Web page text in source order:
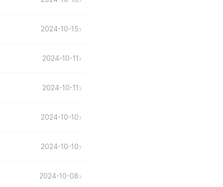
2024-10-15›
2024-10-11 ›
2024-10-11 ›
2024-10-10›
2024-10-10›
2024-10-08›